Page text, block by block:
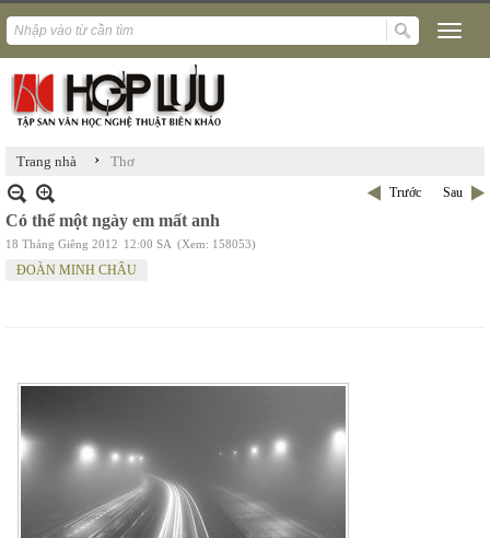
Trang nhà › Thơ
Trước Sau
Có thể một ngày em mất anh
18 Tháng Giêng 2012 12:00 SA (Xem: 158053)
ĐOÀN MINH CHÂU